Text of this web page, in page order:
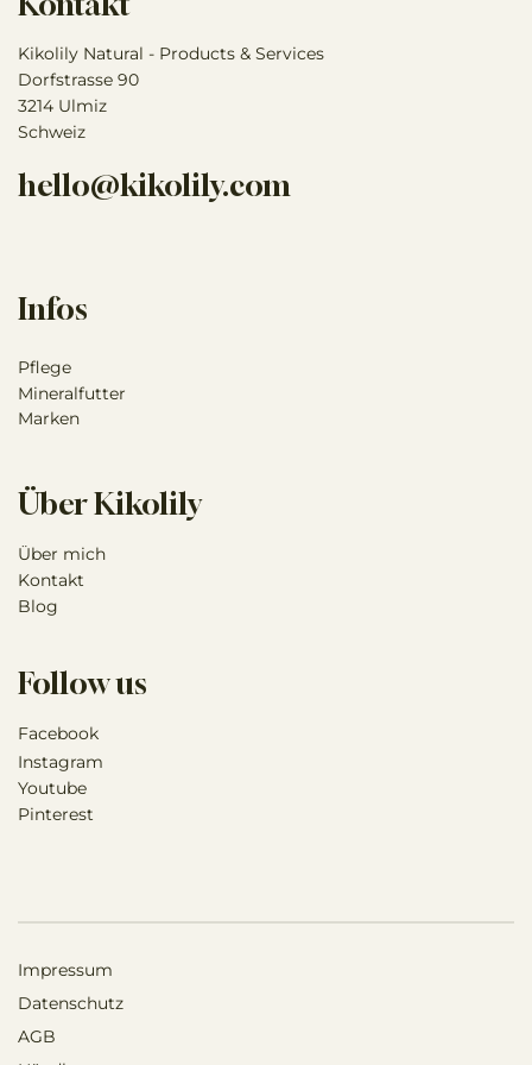
Impressum
Datenschutz
AGB
Kikolily Natural - Products & Services
Dorfstrasse 90
3214 Ulmiz
Schweiz
hello@kikolily.com
Follow us
Facebook
Instagram
Youtube
Pinterest
Infos
Pflege
Mineralfutter
Marken
Über Kikolily
Über mich
Kontakt
Blog